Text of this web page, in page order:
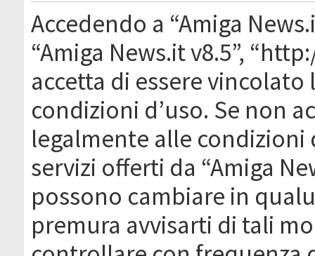
Accedendo a “Amiga
“Amiga News.it v8.5”,
accetta di essere
condizioni d’uso. Se non
legalmente alle condizioni
servizi offerti da “Amiga
possono cambiare in
premura avvisarti di tali